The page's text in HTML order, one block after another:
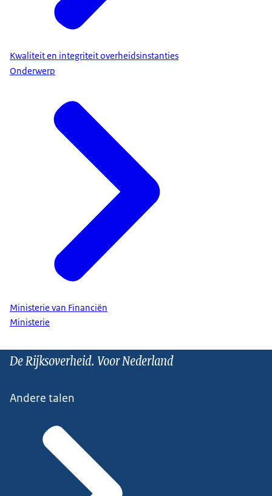
Kwaliteit en integriteit overheidsinstanties
Onderwerp
Ministerie van Financiën
Ministerie
De Rijksoverheid. Voor Nederland
Andere talen